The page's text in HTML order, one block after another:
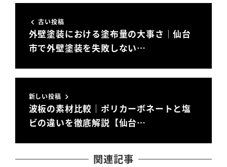
古い投稿
外壁塗装における塗布量の大事さ｜仙台
市で外壁塗装を失敗しない…
新しい投稿
波板の素材比較｜ポリカーボネートと塩
ビの違いを徹底解説【仙台…
関連記事